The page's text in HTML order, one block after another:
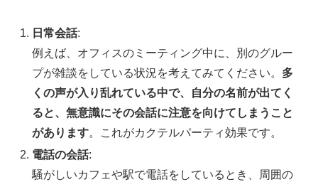
日常会話:
例えば、オフィスのミーティング中に、別のグルー
プが雑談をしている状況を考えてみてください。 多
くの声が入り乱れている中で、自分の名前が出てく
ると、無意識にその会話に注意を向けてしまうこと
があります。これがカクテルパーティ効果です。
電話の会話:
騒がしいカフェや駅で電話をしているとき、周囲の